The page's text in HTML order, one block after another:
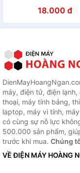
18.000 đ
máy, điện tử, điện
thoại, máy tính bảng,
laptop, máy vi tính,
có cùng sự nỗ lực
500.000 sản phẩm,
trước khi mua. Chúng
VỀ ĐIỆN MÁY HOÀNG